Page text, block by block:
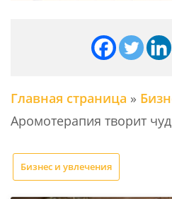
Главная страница »
Аромотерапия творит
Бизнес и увлечения